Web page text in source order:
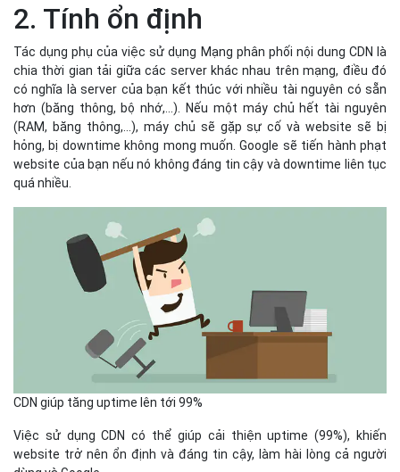
2. Tính ổn định
Tác dụng phụ của việc sử dụng Mạng phân phối nội dung CDN là
chia thời gian tải giữa các server khác nhau trên mạng, điều đó
có nghĩa là server của bạn kết thúc với nhiều tài nguyên có sẵn
hơn (băng thông, bộ nhớ,...). Nếu một máy chủ hết tài nguyên
(RAM, băng thông,...), máy chủ sẽ gặp sự cố và website sẽ bị
hỏng, bị downtime không mong muốn. Google sẽ tiến hành phạt
website của bạn nếu nó không đáng tin cậy và downtime liên tục
quá nhiều.
CDN giúp tăng uptime lên tới 99%
Việc sử dụng CDN có thể giúp cải thiện uptime (99%), khiến
website trở nên ổn định và đáng tin cậy, làm hài lòng cả người